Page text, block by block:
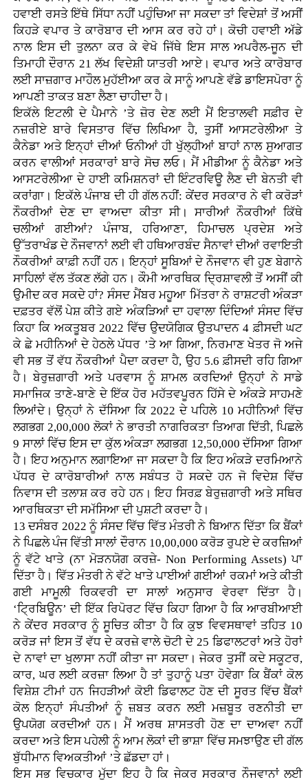
ਹਵਾਈ ਰਸਤੇ ਇੱਥੇ ਸਿੱਧਾ ਨਹੀਂ ਪਹੁੰਚਿਆ ਜਾ ਸਕਦਾ ਤਾਂ ਵਿਦੇਸ਼ਾਂ ਤੋਂ ਅਸੀਂ
ਕਿਹੜੇ ਵਪਾਰ ਤੇ ਕਾਰੋਬਾਰ ਦੀ ਆਸ ਕਰ ਰਹੇ ਹਾਂ। ਕੋਚੀ ਹਵਾਈ ਅੱਡੇ
ਨਾਲ ਇਸ ਦੀ ਤੁਲਨਾ ਕਰ ਕੇ ਵੇਖੋ ਜਿੱਥੇ ਇਸ ਸਾਲ ਅਪਰੈਲ-ਜੂਨ ਦੀ
ਤਿਮਾਹੀ ਦੌਰਾਨ 21 ਲੱਖ ਵਿਦੇਸ਼ੀ ਯਾਤਰੀ ਆਏ। ਵਪਾਰ ਅਤੇ ਕਾਰੋਬਾਰ
ਲਈ ਸਾਜ਼ਗਾਰ ਮਾਹੌਲ ਮੁਹੱਈਆ ਕਰ ਕੇ ਸਾਨੂੰ ਆਪਣੇ ਵੱਡੇ ਡਾਇਸਪੋਰਾ ਨੂੰ
ਆਪਣੀ ਤਾਕਤ ਬਣਾ ਲੈਣਾ ਚਾਹੀਦਾ ਹੈ।
ਇਕੱਲੇ ਇਟਲੀ ਦੇ ਪੈਮਾਨੇ ’ਤੇ ਜ਼ੋਰ ਦੇਣ ਲਈ ਮੈਂ ਇਤਾਲਵੀ ਸਫ਼ੀਰ ਦੇ
ਨਜ਼ਰੀਏ ਬਾਰੇ ਵਿਸਤਾਰ ਵਿੱਚ ਲਿਖਿਆ ਹੈ, ਤੁਸੀਂ ਆਸਟਰੇਲੀਆ ਤੇ
ਕੈਨੇਡਾ ਅਤੇ ਇਨ੍ਹਾਂ ਦੀਆਂ ਓਨੀਆਂ ਹੀ ਖੁੱਲ੍ਹੀਆਂ ਬਾਹਾਂ ਨਾਲ ਸੁਆਗਤ
ਕਰਨ ਵਾਲੀਆਂ ਸਰਕਾਰਾਂ ਬਾਰੇ ਸੋਚ ਲਓ। ਮੈਂ ਮੀਡੀਆ ਨੂੰ ਕੈਨੇਡਾ ਅਤੇ
ਆਸਟਰੇਲੀਆ ਦੇ ਹਾਈ ਕਮਿਸ਼ਨਰਾਂ ਦੀ ਇੰਟਰਵਿਊ ਲੈਣ ਦੀ ਬੇਨਤੀ ਵੀ
ਕਰਾਂਗਾ। ਇਕੱਲੇ ਪੰਜਾਬ ਦੀ ਹੀ ਗੱਲ ਨਹੀਂ: ਕੇਂਦਰ ਸਰਕਾਰ ਨੇ ਵੀ ਕਰੋੜਾਂ
ਨੌਕਰੀਆਂ ਦੇਣ ਦਾ ਵਾਅਦਾ ਕੀਤਾ ਸੀ। ਸਾਰੀਆਂ ਨੌਕਰੀਆਂ ਕਿੱਥੇ
ਚਲੀਆਂ ਗਈਆਂ? ਪੰਜਾਬ, ਹਰਿਆਣਾ, ਹਿਮਾਚਲ ਪ੍ਰਦੇਸ਼ ਅਤੇ
ਉੱਤਰਾਖੰਡ ਦੇ ਨੌਜਵਾਨਾਂ ਲਈ ਵੀ ਹਥਿਆਰਬੰਦ ਸੈਨਾਵਾਂ ਦੀਆਂ ਰਵਾਇਤੀ
ਨੌਕਰੀਆਂ ਕਾਫ਼ੀ ਨਹੀਂ ਹਨ। ਇਨ੍ਹਾਂ ਸੂਬਿਆਂ ਦੇ ਨੌਜਵਾਨ ਵੀ ਹੁਣ ਬੇਗਾਨੇ
ਸਾਹਿਲਾਂ ਵੱਲ ਤੱਕਣ ਲੱਗੇ ਹਨ। ਕੌਮੀ ਆਰਥਿਕ ਦ੍ਰਿਸ਼ਾਵਲੀ ਤੋਂ ਅਸੀਂ ਕੀ
ਉਮੀਦ ਕਰ ਸਕਦੇ ਹਾਂ? ਸੰਸਦ ਮੈਂਬਰ ਮਹੂਆ ਮਿੱਤਰਾ ਨੇ ਰਾਸ਼ਟਰੀ ਅੰਕੜਾ
ਦਫ਼ਤਰ ਵੱਲੋਂ ਪੇਸ਼ ਕੀਤੇ ਗਏ ਅੰਕੜਿਆਂ ਦਾ ਹਵਾਲਾ ਦਿੰਦਿਆਂ ਸੰਸਦ ਵਿੱਚ
ਕਿਹਾ ਕਿ ਅਕਤੂਬਰ 2022 ਵਿੱਚ ਉਦਯੋਗਿਕ ਉਤਪਾਦਨ 4 ਫ਼ੀਸਦੀ ਘਟ
ਕੇ ਛੇ ਮਹੀਨਿਆਂ ਦੇ ਹੇਠਲੇ ਪੱਧਰ ’ਤੇ ਆ ਗਿਆ, ਨਿਰਮਾਣ ਖੇਤਰ ਜੋ ਅਜੇ
ਵੀ ਸਭ ਤੋਂ ਵੱਧ ਨੌਕਰੀਆਂ ਪੈਦਾ ਕਰਦਾ ਹੈ, ਉਹ 5.6 ਫ਼ੀਸਦੀ ਰਹਿ ਗਿਆ
ਹੈ। ਬੇਰੁਜ਼ਗਾਰੀ ਅਤੇ ਪਰਵਾਸ ਨੂੰ ਸ਼ਾਮਲ ਕਰਦਿਆਂ ਉਨ੍ਹਾਂ ਨੇ ਸਾਡੇ
ਸਮਾਜਿਕ ਤਾਣੇ-ਬਾਣੇ ਦੇ ਇੱਕ ਹੋਰ ਮਹੱਤਵਪੂਰਨ ਹਿੱਸੇ ਦੇ ਅੰਕੜੇ ਸਾਹਮਣੇ
ਲਿਆਂਦੇ। ਉਨ੍ਹਾਂ ਨੇ ਦੱਸਿਆ ਕਿ 2022 ਦੇ ਪਹਿਲੇ 10 ਮਹੀਨਿਆਂ ਵਿੱਚ
ਲਗਭਗ 2,00,000 ਲੋਕਾਂ ਨੇ ਭਾਰਤੀ ਨਾਗਰਿਕਤਾ ਤਿਆਗ ਦਿੱਤੀ, ਪਿਛਲੇ
9 ਸਾਲਾਂ ਵਿੱਚ ਇਸ ਦਾ ਕੁੱਲ ਅੰਕੜਾ ਲਗਭਗ 12,50,000 ਦੱਸਿਆ ਗਿਆ
ਹੈ। ਇਹ ਅਨੁਮਾਨ ਲਗਾਇਆ ਜਾ ਸਕਦਾ ਹੈ ਕਿ ਇਹ ਅੰਕੜੇ ਦਰਮਿਆਨੇ
ਪੱਧਰ ਦੇ ਕਾਰੋਬਾਰੀਆਂ ਨਾਲ ਸਬੰਧਤ ਹੋ ਸਕਦੇ ਹਨ ਜੋ ਵਿਦੇਸ਼ ਵਿੱਚ
ਨਿਵਾਸ ਦੀ ਤਲਾਸ਼ ਕਰ ਰਹੇ ਹਨ। ਇਹ ਸਿਰਫ਼ ਬੇਰੁਜ਼ਗਾਰੀ ਅਤੇ ਸਥਿਰ
ਆਰਥਿਕਤਾ ਦੀ ਸਮੱਸਿਆ ਦੀ ਪੁਸ਼ਟੀ ਕਰਦਾ ਹੈ।
13 ਦਸੰਬਰ 2022 ਨੂੰ ਸੰਸਦ ਵਿੱਚ ਵਿੱਤ ਮੰਤਰੀ ਨੇ ਬਿਆਨ ਦਿੱਤਾ ਕਿ ਬੈਂਕਾਂ
ਨੇ ਪਿਛਲੇ ਪੰਜ ਵਿੱਤੀ ਸਾਲਾਂ ਦੌਰਾਨ 10,00,000 ਕਰੋੜ ਰੁਪਏ ਦੇ ਕਰਜ਼ਿਆਂ
ਨੂੰ ਵੱਟੇ ਖਾਤੇ (ਨਾ ਮੋੜਨਯੋਗ ਕਰਜ਼ੇ- Non Performing Assets) ਪਾ
ਦਿੱਤਾ ਹੈ। ਵਿੱਤ ਮੰਤਰੀ ਨੇ ਵੱਟੇ ਖਾਤੇ ਪਾਈਆਂ ਗਈਆਂ ਰਕਮਾਂ ਅਤੇ ਕੀਤੀ
ਗਈ ਮਾਮੂਲੀ ਰਿਕਵਰੀ ਦਾ ਸਾਲਾਂ ਅਨੁਸਾਰ ਵੇਰਵਾ ਦਿੱਤਾ ਹੈ।
‘ਟ੍ਰਿਬਿਊਨ’ ਦੀ ਇੱਕ ਰਿਪੋਰਟ ਵਿੱਚ ਕਿਹਾ ਗਿਆ ਹੈ ਕਿ ਆਰਬੀਆਈ
ਨੇ ਕੇਂਦਰ ਸਰਕਾਰ ਨੂੰ ਸੂਚਿਤ ਕੀਤਾ ਹੈ ਕਿ ਕੁਝ ਵਿਵਸਥਾਵਾਂ ਤਹਿਤ 10
ਕਰੋੜ ਜਾਂ ਇਸ ਤੋਂ ਵੱਧ ਦੇ ਕਰਜ਼ੇ ਵਾਲੇ ਚੋਟੀ ਦੇ 25 ਡਿਫਾਲਟਰਾਂ ਅਤੇ ਹੋਰਾਂ
ਦੇ ਨਾਵਾਂ ਦਾ ਖੁਲਾਸਾ ਨਹੀਂ ਕੀਤਾ ਜਾ ਸਕਦਾ। ਜੇਕਰ ਤੁਸੀਂ ਕਦੇ ਸਕੂਟਰ,
ਕਾਰ, ਘਰ ਲਈ ਕਰਜ਼ਾ ਲਿਆ ਹੈ ਤਾਂ ਤੁਹਾਨੂੰ ਪਤਾ ਹੋਵੇਗਾ ਕਿ ਬੈਂਕਾਂ ਕੋਲ
ਵਿਸ਼ੇਸ਼ ਟੀਮਾਂ ਹਨ ਜਿਹੜੀਆਂ ਕੋਈ ਡਿਫਾਲਟ ਹੋਣ ਦੀ ਸੂਰਤ ਵਿੱਚ ਬੈਂਕਾਂ
ਕੋਲ ਇਨ੍ਹਾਂ ਸੰਪਤੀਆਂ ਨੂੰ ਜ਼ਬਤ ਕਰਨ ਲਈ ਮਜ਼ਬੂਤ ਰਣਨੀਤੀ ਦਾ
ਉਪਯੋਗ ਕਰਦੀਆਂ ਹਨ। ਮੈਂ ਅਰਥ ਸ਼ਾਸਤਰੀ ਹੋਣ ਦਾ ਦਾਅਵਾ ਨਹੀਂ
ਕਰਦਾ ਅਤੇ ਇਸ ਪਹੇਲੀ ਨੂੰ ਆਮ ਲੋਕਾਂ ਦੀ ਭਾਸ਼ਾ ਵਿੱਚ ਸਮਝਾਉਣ ਦੀ ਗੱਲ
ਬੁੱਧੀਮਾਨ ਵਿਅਕਤੀਆਂ ’ਤੇ ਛੱਡਦਾ ਹਾਂ।
ਇਸ ਸਭ ਵਿਚਕਾਰ ਮੁੱਦਾ ਇਹ ਹੈ ਕਿ ਜੇਕਰ ਸਰਕਾਰ ਨੌਜਵਾਨਾਂ ਲਈ